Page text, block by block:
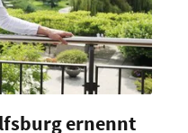
ernennt